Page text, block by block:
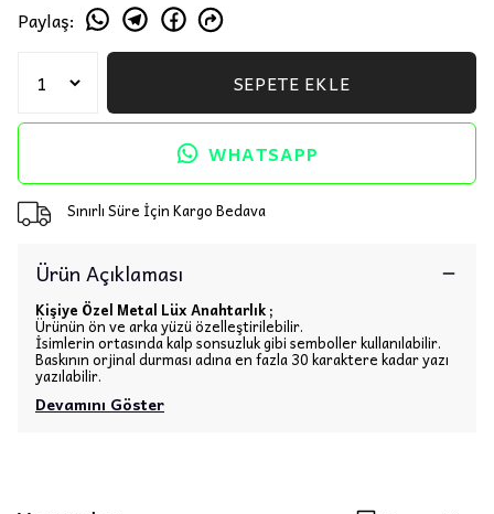
Paylaş:
SEPETE EKLE
WHATSAPP
Sınırlı Süre İçin Kargo Bedava
Ürün Açıklaması
Kişiye Özel Metal Lüx Anahtarlık ;
Ürünün ön ve arka yüzü özelleştirilebilir.
İsimlerin ortasında kalp sonsuzluk gibi semboller kullanılabilir.
Baskının orjinal durması adına en fazla 30 karaktere kadar yazı
yazılabilir.
Devamını Göster